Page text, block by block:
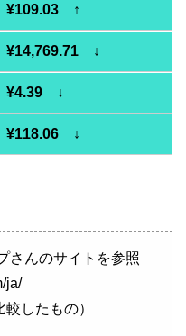
¥109.03 ↑
¥14,769.71 ↓
¥4.39 ↓
¥118.06 ↓
さんのサイトを参照
ja/
したもの）